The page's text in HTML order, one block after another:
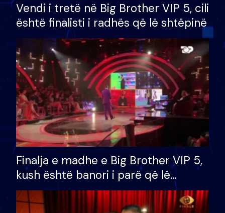
Vendi i tretë në Big Brother VIP 5, cili
është finalisti i radhës që lë shtëpinë
Finalja e madhe e Big Brother VIP 5,
kush është banori i parë që lë
shtëpinë dhe humb mundësinë për
të fituar çmimin e madh